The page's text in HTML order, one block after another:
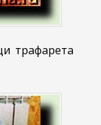
трафарета